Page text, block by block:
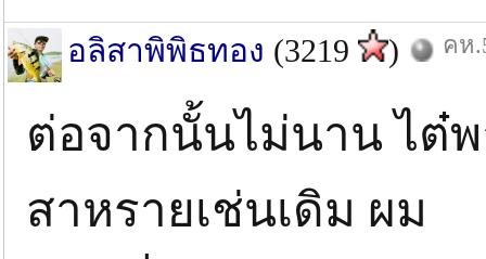
อลิสาพิพิธทอง (3219 ) คห
ต่อจากนั้นไม่นาน ไต๋
สาหรายเช่นเดิม ผม